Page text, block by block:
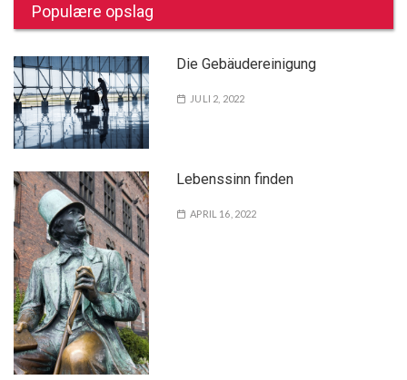
Populære opslag
Die Gebäudereinigung
JULI 2, 2022
Lebenssinn finden
APRIL 16, 2022